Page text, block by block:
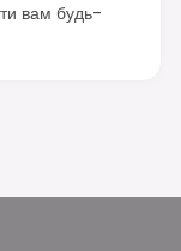
вам будь-